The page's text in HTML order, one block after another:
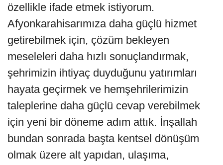
özellikle ifade etmek istiyorum.
Afyonkarahisarımıza daha güçlü hizmet
getirebilmek için, çözüm bekleyen
meseleleri daha hızlı sonuçlandırmak,
şehrimizin ihtiyaç duyduğunu yatırımları
hayata geçirmek ve hemşehrilerimizin
taleplerine daha güçlü cevap verebilmek
için yeni bir döneme adım attık. İnşallah
bundan sonrada başta kentsel dönüşüm
olmak üzere alt yapıdan, ulaşıma,